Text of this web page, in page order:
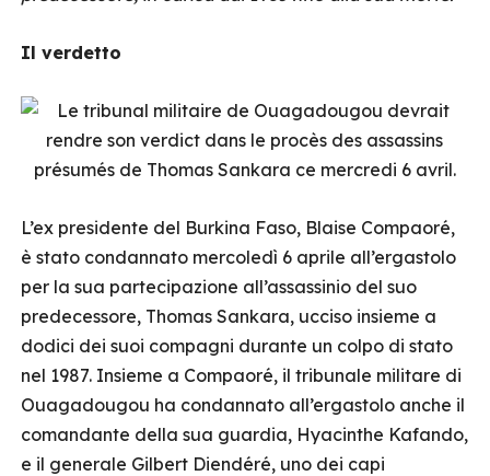
Il verdetto
L’ex presidente del Burkina Faso, Blaise Compaoré,
è stato condannato mercoledì 6 aprile all’ergastolo
per la sua partecipazione all’assassinio del suo
predecessore, Thomas Sankara, ucciso insieme a
dodici dei suoi compagni durante un colpo di stato
nel 1987. Insieme a Compaoré, il tribunale militare di
Ouagadougou ha condannato all’ergastolo anche il
comandante della sua guardia, Hyacinthe Kafando,
e il generale Gilbert Diendéré, uno dei capi